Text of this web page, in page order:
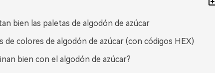
bien las paletas de algodón de azúcar
de colores de algodón de azúcar (con códigos HEX)
bien con el algodón de azúcar?